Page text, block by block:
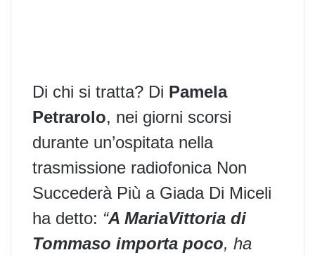
Di chi si tratta? Di Pamela
Petrarolo, nei giorni scorsi
durante un’ospitata nella
trasmissione radiofonica Non
Succederà Più a Giada Di Miceli
ha detto: “A MariaVittoria di
Tommaso importa poco, ha